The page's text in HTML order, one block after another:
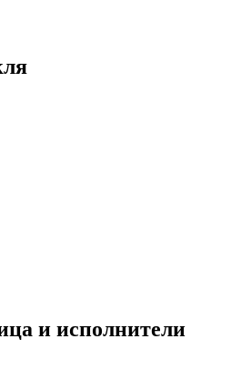
и исполнители